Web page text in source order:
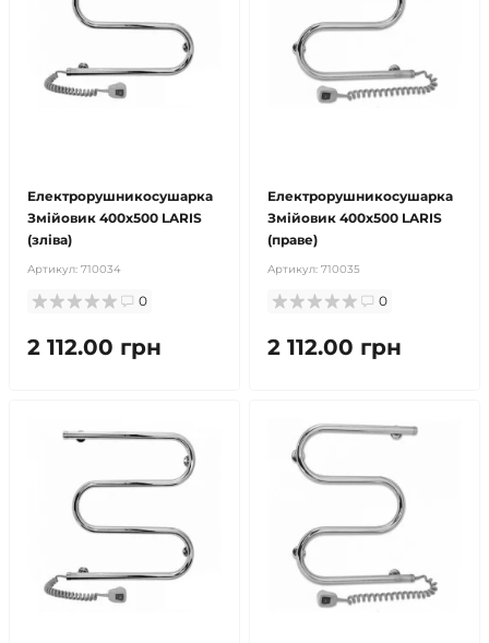
Електрорушникосушарка
Змійовик 400х500 LARIS
(зліва)
Артикул: 710034
0
2 112.00 грн
Електрорушникосушарка
Змійовик 400х500 LARIS
(праве)
Артикул: 710035
0
2 112.00 грн